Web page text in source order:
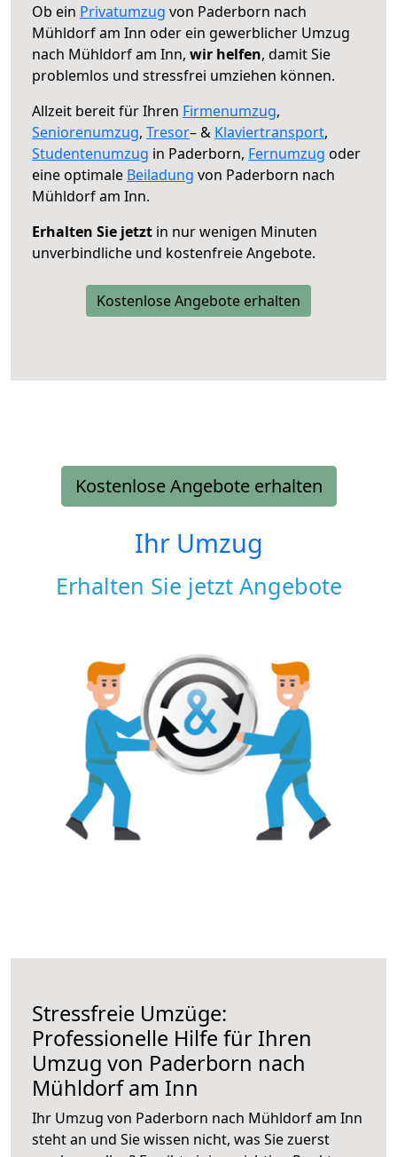
Ob ein Privatumzug von Paderborn nach
Mühldorf am Inn oder ein gewerblicher Umzug
nach Mühldorf am Inn, wir helfen, damit Sie
problemlos und stressfrei umziehen können.
Allzeit bereit für Ihren Firmenumzug,
Seniorenumzug, Tresor– & Klaviertransport,
Studentenumzug in Paderborn, Fernumzug oder
eine optimale Beiladung von Paderborn nach
Mühldorf am Inn.
Erhalten Sie jetzt in nur wenigen Minuten
unverbindliche und kostenfreie Angebote.
Kostenlose Angebote erhalten
Kostenlose Angebote erhalten
Ihr Umzug
Erhalten Sie jetzt Angebote
Stressfreie Umzüge:
Professionelle Hilfe für Ihren
Umzug von Paderborn nach
Mühldorf am Inn
Ihr Umzug von Paderborn nach Mühldorf am Inn
steht an und Sie wissen nicht, was Sie zuerst